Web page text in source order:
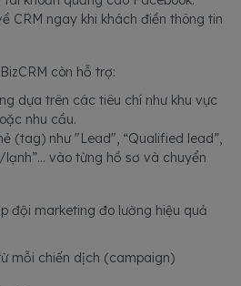
CRM ngay khi khách điền thông tin
còn hỗ trợ:
dựa trên các tiêu chí như khu vực
nhu cầu.
(tag) như "Lead", “Qualified lead”,
lạnh”... vào từng hồ sơ và chuyển
đội marketing đo lường hiệu quả
mỗi chiến dịch (campaign)